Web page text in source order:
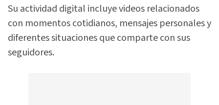
Su actividad digital incluye videos relacionados
con momentos cotidianos, mensajes personales y
diferentes situaciones que comparte con sus
seguidores.